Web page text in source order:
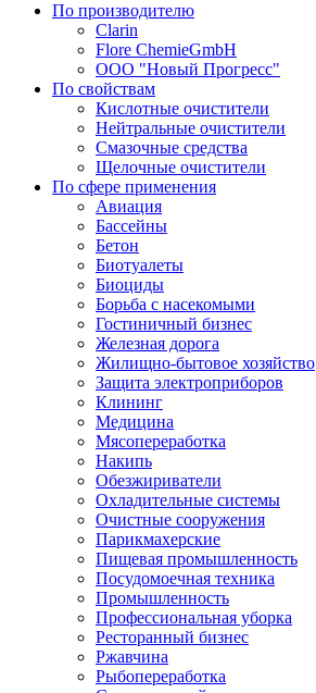
По производителю
Clarin
Flore ChemieGmbH
ООО "Новый Прогресс"
По свойствам
Кислотные очистители
Нейтральные очистители
Смазочные средства
Щелочные очистители
По сфере применения
Авиация
Бассейны
Бетон
Биотуалеты
Биоциды
Борьба с насекомыми
Гостиничный бизнес
Железная дорога
Жилищно-бытовое хозяйство
Защита электроприборов
Клининг
Медицина
Мясопереработка
Накипь
Обезжириватели
Охладительные системы
Очистные сооружения
Парикмахерские
Пищевая промышленность
Посудомоечная техника
Промышленность
Профессиональная уборка
Ресторанный бизнес
Ржавчина
Рыбопереработка